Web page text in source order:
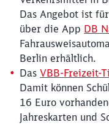
Das Angebot ist
über die App DB
Berlin erhältlich.
Das VBB-Freizeit-
Damit können
16 Euro
Jahreskarten und